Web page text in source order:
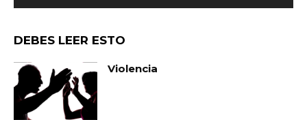
DEBES LEER ESTO
Violencia